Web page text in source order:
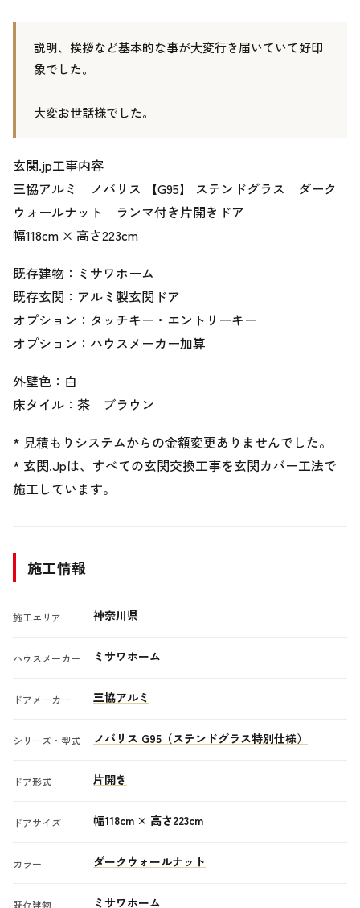
説明、挨拶など基本的な事が大変行き届いていて好印
象でした。
大変お世話様でした。
玄関.jp工事内容
三協アルミ ノバリス 【G95】 ステンドグラス ダーク
ウォールナット ランマ付き片開きドア
幅118cm × 高さ223cm
既存建物：ミサワホーム
既存玄関：アルミ製玄関ドア
オプション：タッチキー・エントリーキー
オプション：ハウスメーカー加算
外壁色：白
床タイル：茶 ブラウン
* 見積もりシステムからの金額変更ありませんでした。
* 玄関.Jpは、すべての玄関交換工事を玄関カバー工法で
施工しています。
施工情報
施工エリア 神奈川県
ハウスメーカー ミサワホーム
ドアメーカー 三協アルミ
シリーズ・型式 ノバリス G95（ステンドグラス特別仕様）
ドア形式 片開き
ドアサイズ 幅118cm × 高さ223cm
カラー ダークウォールナット
既存建物 ミサワホーム